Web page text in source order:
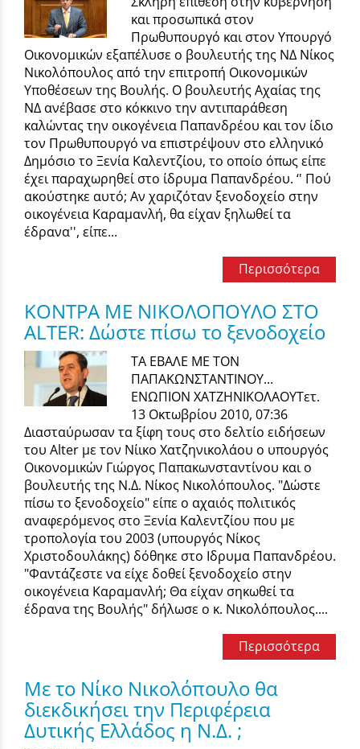
και προσωπικά στον
Πρωθυπουργό και στον Υπουργό
Οικονομικών εξαπέλυσε ο βουλευτής της ΝΔ Νίκος
Νικολόπουλος από την επιτροπή Οικονομικών
Υποθέσεων της Βουλής. Ο βουλευτής Αχαίας της
ΝΔ ανέβασε στο κόκκινο την αντιπαράθεση
καλώντας την οικογένεια Παπανδρέου και τον ίδιο
τον Πρωθυπουργό να επιστρέψουν στο ελληνικό
Δημόσιο το Ξενία Καλεντζίου, το οποίο όπως είπε
έχει παραχωρηθεί στο ίδρυμα Παπανδρέου. ‘' Πού
ακούστηκε αυτό; Αν χαριζόταν ξενοδοχείο στην
οικογένεια Καραμανλή, θα είχαν ξηλωθεί τα
έδρανα'', είπε...
Περισσότερα
ΚΟΝΤΡΑ ΜΕ ΝΙΚΟΛΟΠΟΥΛΟ ΣΤΟ
ALTER: Δώστε πίσω το ξενοδοχείο
ΤΑ ΕΒΑΛΕ ΜΕ ΤΟΝ
ΠΑΠΑΚΩΝΣΤΑΝΤΙΝΟΥ...
ΕΝΩΠΙΟΝ ΧΑΤΖΗΝΙΚΟΛΑΟΥΤετ.
13 Οκτωβρίου 2010, 07:36
Διασταύρωσαν τα ξίφη τους στο δελτίο ειδήσεων
του Alter με τον Νίικο Χατζηνικολάου ο υπουργός
Οικονομικών Γιώργος Παπακωνσταντίνου και ο
βουλευτής της Ν.Δ. Νίκος Νικολόπουλος. "Δώστε
πίσω το ξενοδοχείο" είπε ο αχαιός πολιτικός
αναφερόμενος στο Ξενία Καλεντζίου που με
τροπολογία του 2003 (υπουργός Νίκος
Χριστοδουλάκης) δόθηκε στο Ιδρυμα Παπανδρέου.
"Φαντάζεστε να είχε δοθεί ξενοδοχείο στην
οικογένεια Καραμανλή; Θα είχαν σηκωθεί τα
έδρανα της Βουλής" δήλωσε ο κ. Νικολόπουλος....
Περισσότερα
Με το Νίκο Νικολόπουλο θα
διεκδικήσει την Περιφέρεια
Δυτικής Ελλάδος η Ν.Δ. ;